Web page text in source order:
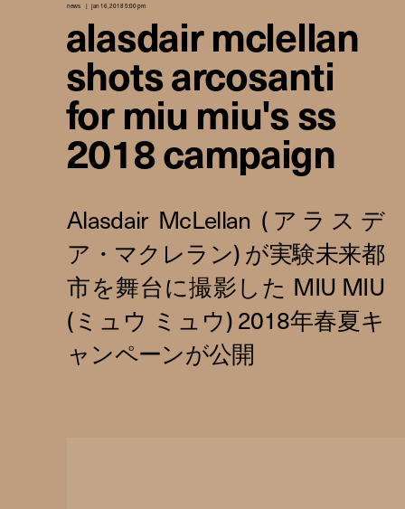
news jan 16, 2018 5:00 pm
alasdair mclellan
shots arcosanti
for miu miu's ss
2018 campaign